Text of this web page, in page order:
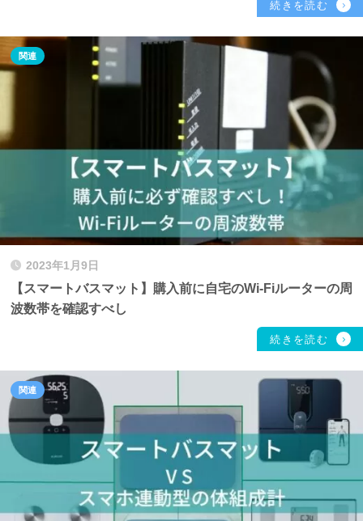
2023年1月9日
【スマートバスマット】購入前に自宅のWi-Fiルーターの周
波数帯を確認すべし